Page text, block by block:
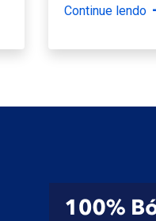
Continue lendo